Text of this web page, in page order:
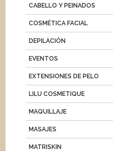
CABELLO Y PEINADOS
COSMÉTICA FACIAL
DEPILACIÓN
EVENTOS
EXTENSIONES DE PELO
LILU COSMETIQUE
MAQUILLAJE
MASAJES
MATRISKIN